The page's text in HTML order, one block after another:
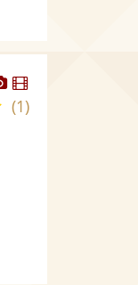
Dieser
Künstler
stellt
Dieser
Künstler
5,0(1)